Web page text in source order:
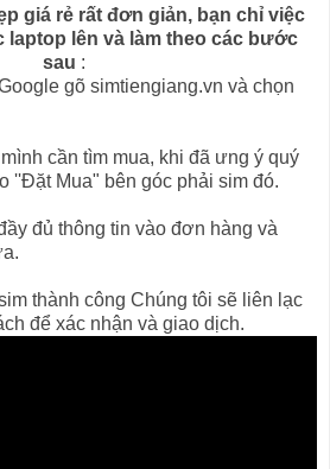
giá rẻ rất đơn giản, bạn chỉ việc
laptop lên và làm theo các bước
sau :
gõ simtiengiang.vn và chọn
cần tìm mua, khi đã ưng ý quý
''Đặt Mua" bên góc phải sim đó.
đủ thông tin vào đơn hàng và
thành công Chúng tôi sẽ liên lạc
để xác nhận và giao dịch.